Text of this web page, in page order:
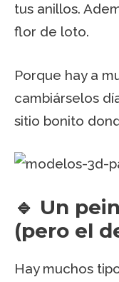
tus anillos.
flor de loto.
Porque hay a
cambiárselos
sitio bonito
🔹 Un
(pero el
Hay muchos